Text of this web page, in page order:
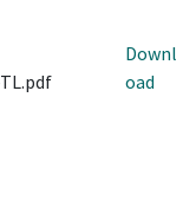
Downl
oad